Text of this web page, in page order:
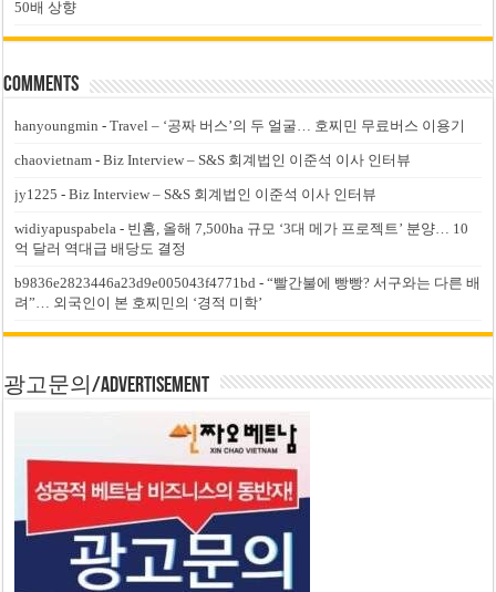
50배 상향
Comments
hanyoungmin -Travel – ‘공짜 버스’의 두 얼굴… 호찌민 무료버스 이용기
chaovietnam -Biz Interview – S&S 회계법인 이준석 이사 인터뷰
jy1225 -Biz Interview – S&S 회계법인 이준석 이사 인터뷰
widiyapuspabela - 빈홈, 올해 7,500ha 규모 ‘3대 메가 프로젝트’ 분양… 10
억 달러 역대급 배당도 결정
b9836e2823446a23d9e005043f4771bd -“빨간불에 빵빵? 서구와는 다른 배
려”… 외국인이 본 호찌민의 ‘경적 미학’
광고문의/Advertisement